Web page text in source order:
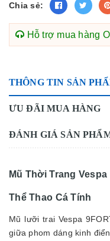
Chia sẻ:
Hỗ trợ mua hàng
THÔNG TIN SẢN
ƯU ĐÃI MUA HÀNG
ĐÁNH GIÁ SẢN
Mũ Thời Trang
Thể Thao Cá Tính
Mũ lưỡi trai Vespa
giữa phom dáng kinh